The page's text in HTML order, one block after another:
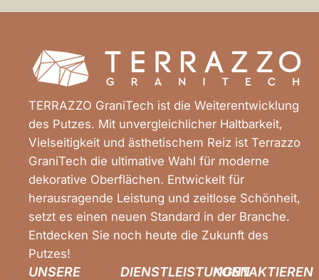
TERRAZZO GraniTech ist die Weiterentwicklung
des Putzes. Mit unvergleichlicher Haltbarkeit,
Vielseitigkeit und ästhetischem Reiz ist Terrazzo
GraniTech die ultimative Wahl für moderne
dekorative Oberflächen. Entwickelt für
herausragende Leistung und zeitlose Schönheit,
setzt es einen neuen Standard in der Branche.
Entdecken Sie noch heute die Zukunft des
Putzes!
UNSERE
DIENSTLEISTUNGENKONTAKTIEREN